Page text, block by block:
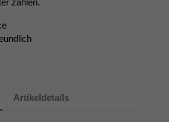
Artikeldetails